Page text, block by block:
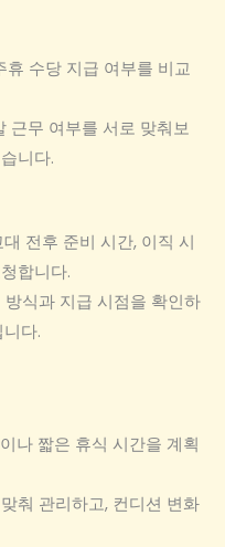
휴 수당 지급 여부를 비교
근무 여부를 서로 맞춰보
니다.
전후 준비 시간, 이직 시
합니다.
식과 지급 시점을 확인하
다.
나 짧은 휴식 시간을 계획
춰 관리하고, 컨디션 변화